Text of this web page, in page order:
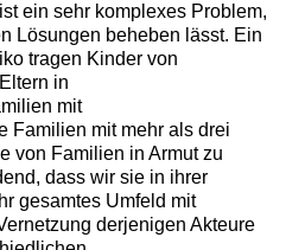
ein sehr komplexes Problem,
Lösungen beheben lässt. Ein
tragen Kinder von
in
mit
Familien mit mehr als drei
von Familien in Armut zu
dass wir sie in ihrer
gesamtes Umfeld mit
derjenigen Akteure